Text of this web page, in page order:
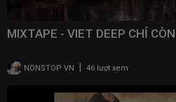
MIXTAPE - VIET DEEP CHỈ
NONSTOP VN 46 lượt xem